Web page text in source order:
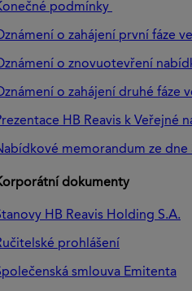
podmínky
o zahájení první fáze
o znovuotevření
o zahájení druhé fáze
HB Reavis k Veřejné
memorandum ze dne
dokumenty
HB Reavis Holding S.A.
prohlášení
smlouva Emitenta